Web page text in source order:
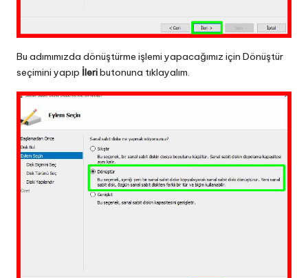
Bu adımımızda dönüştürme işlemi yapacağımız için Dönüştür
seçimini yapıp İleributonuna tıklayalım.